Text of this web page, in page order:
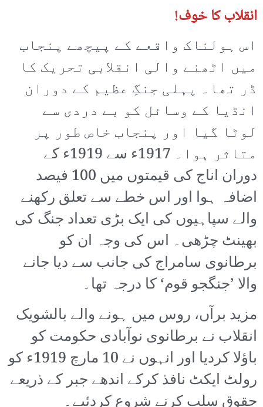
انقلاب کا خوف!
اس ہولناک واقعے کے پیچھے پنجاب
میں اٹھنے والی انقلابی تحریک کا
ڈر تھا۔ پہلی جنگِ عظیم کے دوران
انڈیا کے وسائل کو بے دردی سے
لوٹا گیا اور پنجاب خاص طور پر
متاثر ہوا۔ 1917ء سے 1919ء کے
دوران اناج کی قیمتوں میں 100 فیصد
اضافہ ہوا اور اس خطے سے تعلق رکھنے
والے سپاہیوں کی ایک بڑی تعداد جنگ کی
بھینٹ چڑھی۔ اس کی وجہ ان کو
برطانوی سامراج کی جانب سے دیا جانے
والا ’جنگجو قوم‘ کا درجہ تھا۔
مزید برآں، روس میں ہونے والے بالشویک
انقلاب نے برطانوی نوآبادی حکومت کو
باؤلا کردیا اور انہوں نے 10 مارچ 1919ء کو
رولٹ ایکٹ نافذ کرکے اندھے جبر کے ذریعے